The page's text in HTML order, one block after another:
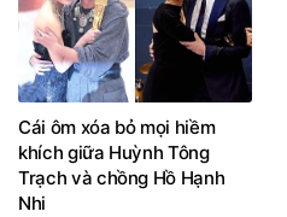
Cái ôm xóa bỏ mọi hiềm
khích giữa Huỳnh Tông
Trạch và chồng Hồ Hạnh
Nhi